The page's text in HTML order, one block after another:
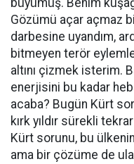
büyümüş. Benim
Gözümü açar açmaz
darbesine uyandım,
bitmeyen terör
altını çizmek isterim.
enerjisini bu kadar
acaba? Bugün Kürt
kırk yıldır sürekli
Kürt sorunu, bu
ama bir çözüme de